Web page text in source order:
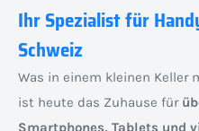
Ihr Spezialist für
Schweiz
Was in einem kleinen Keller
ist heute das Zuhause für
Smartphones, Tablets und